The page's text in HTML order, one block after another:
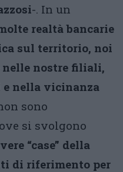
-. In un
realtà bancarie
sul territorio, noi
nostre filiali,
nella vicinanza
sono
si svolgono
vere “case” della
di riferimento per